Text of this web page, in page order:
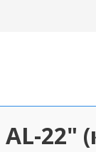
AL-22"